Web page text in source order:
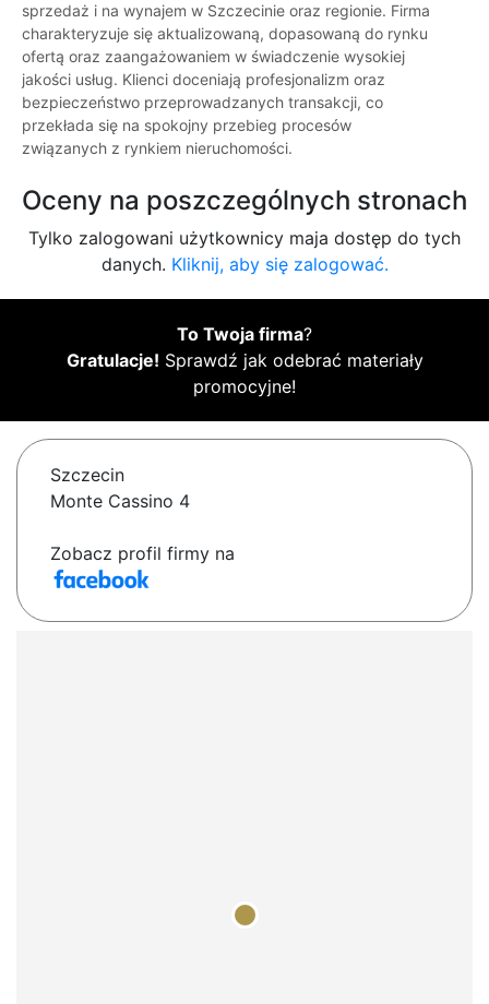
sprzedaż i na wynajem w Szczecinie oraz regionie. Firma
charakteryzuje się aktualizowaną, dopasowaną do rynku
ofertą oraz zaangażowaniem w świadczenie wysokiej
jakości usług. Klienci doceniają profesjonalizm oraz
bezpieczeństwo przeprowadzanych transakcji, co
przekłada się na spokojny przebieg procesów
związanych z rynkiem nieruchomości.
Oceny na poszczególnych stronach
Tylko zalogowani użytkownicy maja dostęp do tych
danych. Kliknij, aby się zalogować.
To Twoja firma?
Gratulacje! Sprawdź jak odebrać materiały
promocyjne!
Szczecin
Monte Cassino 4
Zobacz profil firmy na